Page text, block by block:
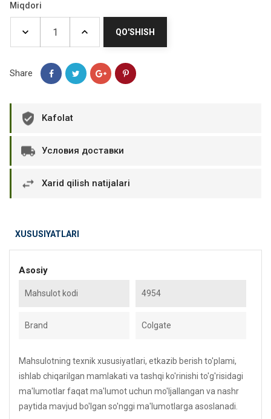
Miqdori
QO'SHISH
Share
Kafolat
Условия доставки
Xarid qilish natijalari
XUSUSIYATLARI
Asosiy
Mahsulot kodi 4954
Brand Colgate
Mahsulotning texnik xususiyatlari, etkazib berish to'plami,
ishlab chiqarilgan mamlakati va tashqi ko'rinishi to'g'risidagi
ma'lumotlar faqat ma'lumot uchun mo'ljallangan va nashr
paytida mavjud bo'lgan so'nggi ma'lumotlarga asoslanadi.